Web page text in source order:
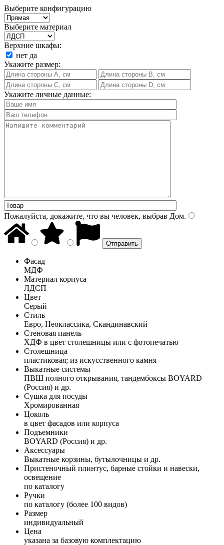
Выберите конфигурацию
Выберите материал
Верхние шкафы:
нет да
Укажите размер:
Укажите личные данные:
Пожалуйста, докажите, что вы человек, выбрав Дом.
Фасад
МДФ
Материал корпуса
ЛДСП
Цвет
Серый
Стиль
Евро, Неоклассика, Скандинавский
Стеновая панель
ХДФ в цвет столешницы или с фотопечатью
Столешница
пластиковая; из искусственного камня
Выкатные системы
ПВШ полного открывания, тандембоксы BOYARD
(Россия) и др.
Сушка для посуды
Хромированная
Цоколь
в цвет фасадов или корпуса
Подъемники
BOYARD (Россия) и др.
Аксессуары
Выкатные корзины, бутылочницы и др.
Пристеночный плинтус, барные стойки и навески,
освещение
по каталогу
Ручки
по каталогу (более 100 видов)
Размер
индивидуальный
Цена
указана за базовую комплектацию